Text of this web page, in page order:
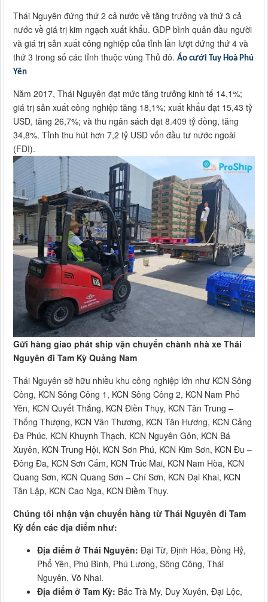
Thái Nguyên đứng thứ 2 cả nước về tăng trưởng và thứ 3 cả
nước về giá trị kim ngạch xuất khẩu. GDP bình quân đầu người
và giá trị sản xuất công nghiệp của tỉnh lần lượt đứng thứ 4 và
thứ 3 trong số các tỉnh thuộc vùng Thủ đô. Áo cưới Tuy Hoà Phú
Yên
Năm 2017, Thái Nguyên đạt mức tăng trưởng kinh tế 14,1%;
giá trị sản xuất công nghiệp tăng 18,1%; xuất khẩu đạt 15,43 tỷ
USD, tăng 26,7%; và thu ngân sách đạt 8.409 tỷ đồng, tăng
34,8%. Tỉnh thu hút hơn 7,2 tỷ USD vốn đầu tư nước ngoài
(FDI).
Gửi hàng giao phát ship vận chuyển chành nhà xe Thái
Nguyên đi Tam Kỳ Quảng Nam
Thái Nguyên sở hữu nhiều khu công nghiệp lớn như KCN Sông
Công, KCN Sông Công 1, KCN Sông Công 2, KCN Nam Phố
Yên, KCN Quyết Thắng, KCN Điền Thụy, KCN Tân Trung –
Thống Thượng, KCN Vân Thương, KCN Tân Hương, KCN Cảng
Đa Phúc, KCN Khuynh Thạch, KCN Nguyên Gôn, KCN Bá
Xuyên, KCN Trung Hội, KCN Sơn Phú, KCN Kim Sơn, KCN Đu –
Đông Đa, KCN Sơn Cấm, KCN Trúc Mai, KCN Nam Hòa, KCN
Quang Sơn, KCN Quang Sơn – Chí Sơn, KCN Đại Khai, KCN
Tân Lập, KCN Cao Nga, KCN Điềm Thụy.
Chúng tôi nhận vận chuyển hàng từ Thái Nguyên đi Tam
Kỳ đến các địa điểm như:
Địa điểm ở Thái Nguyên: Đại Từ, Định Hóa, Đồng Hỷ,
Phổ Yên, Phú Bình, Phú Lương, Sông Công, Thái
Nguyên, Võ Nhai.
Địa điểm ở Tam Kỳ: Bắc Trà My, Duy Xuyên, Đại Lộc,